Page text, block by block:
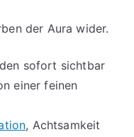
der Aura wider.
sofort sichtbar
einer feinen
, Achtsamkeit